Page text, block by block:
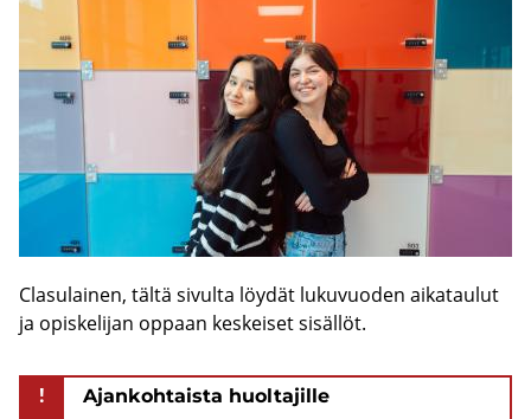
Cla­su­lai­nen, tältä si­vul­ta löy­dät lu­ku­vuo­den ai­ka­tau­lut
ja opis­ke­li­jan op­paan kes­kei­set si­säl­löt.
! Ajankohtaista huoltajille